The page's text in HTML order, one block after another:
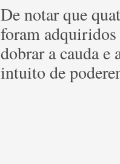
De notar que
foram adquiridos
dobrar a cauda e
intuito de